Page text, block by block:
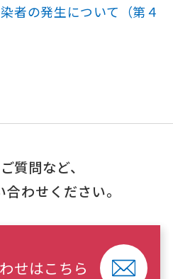
者の発生について（第４
質問など、
わせください。
せはこちら